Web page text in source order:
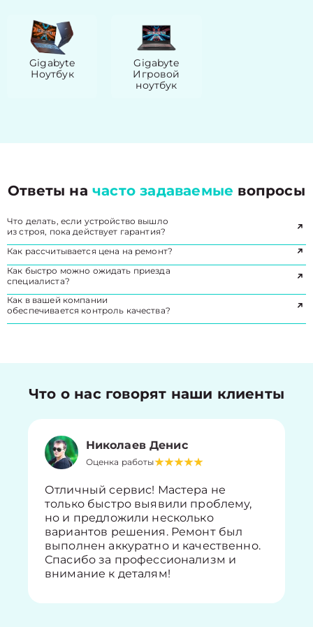
Gigabyte
Ноутбук
Gigabyte
Игровой
ноутбук
Ответы начасто задаваемые вопросы
Что делать, если устройство вышло
из строя, пока действует гарантия?
Как рассчитывается цена на ремонт?
Как быстро можно ожидать приезда
специалиста?
Как в вашей компании
обеспечивается контроль качества?
Что о нас говорят наши клиенты
Николаев Денис
Оценка работы
Отличный сервис! Мастера не
только быстро выявили проблему,
но и предложили несколько
вариантов решения. Ремонт был
выполнен аккуратно и качественно.
Спасибо за профессионализм и
внимание к деталям!